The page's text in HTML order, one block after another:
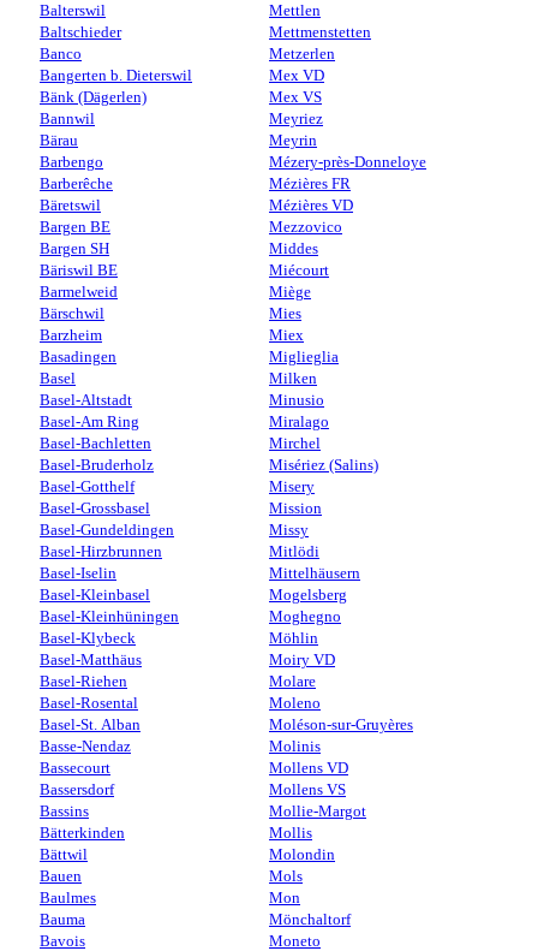
Balterswil
Baltschieder
Banco
Bangerten b. Dieterswil
Bänk (Dägerlen)
Bannwil
Bärau
Barbengo
Barberêche
Bäretswil
Bargen BE
Bargen SH
Bäriswil BE
Barmelweid
Bärschwil
Barzheim
Basadingen
Basel
Basel-Altstadt
Basel-Am Ring
Basel-Bachletten
Basel-Bruderholz
Basel-Gotthelf
Basel-Grossbasel
Basel-Gundeldingen
Basel-Hirzbrunnen
Basel-Iselin
Basel-Kleinbasel
Basel-Kleinhüningen
Basel-Klybeck
Basel-Matthäus
Basel-Riehen
Basel-Rosental
Basel-St. Alban
Basse-Nendaz
Bassecourt
Bassersdorf
Bassins
Bätterkinden
Bättwil
Bauen
Baulmes
Bauma
Bavois
Mettlen
Mettmenstetten
Metzerlen
Mex VD
Mex VS
Meyriez
Meyrin
Mézery-près-Donneloye
Mézières FR
Mézières VD
Mezzovico
Middes
Miécourt
Miège
Mies
Miex
Miglieglia
Milken
Minusio
Miralago
Mirchel
Misériez (Salins)
Misery
Mission
Missy
Mitlödi
Mittelhäusern
Mogelsberg
Moghegno
Möhlin
Moiry VD
Molare
Moleno
Moléson-sur-Gruyères
Molinis
Mollens VD
Mollens VS
Mollie-Margot
Mollis
Molondin
Mols
Mon
Mönchaltorf
Moneto